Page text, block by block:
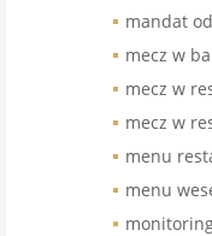
mandat
mecz w
mecz w
mecz w
menu
menu